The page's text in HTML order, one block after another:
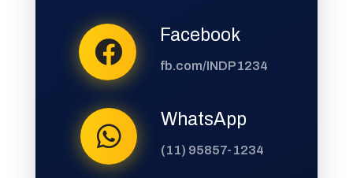
Facebook
fb.com/INDP1234
WhatsApp
(11) 95857-1234